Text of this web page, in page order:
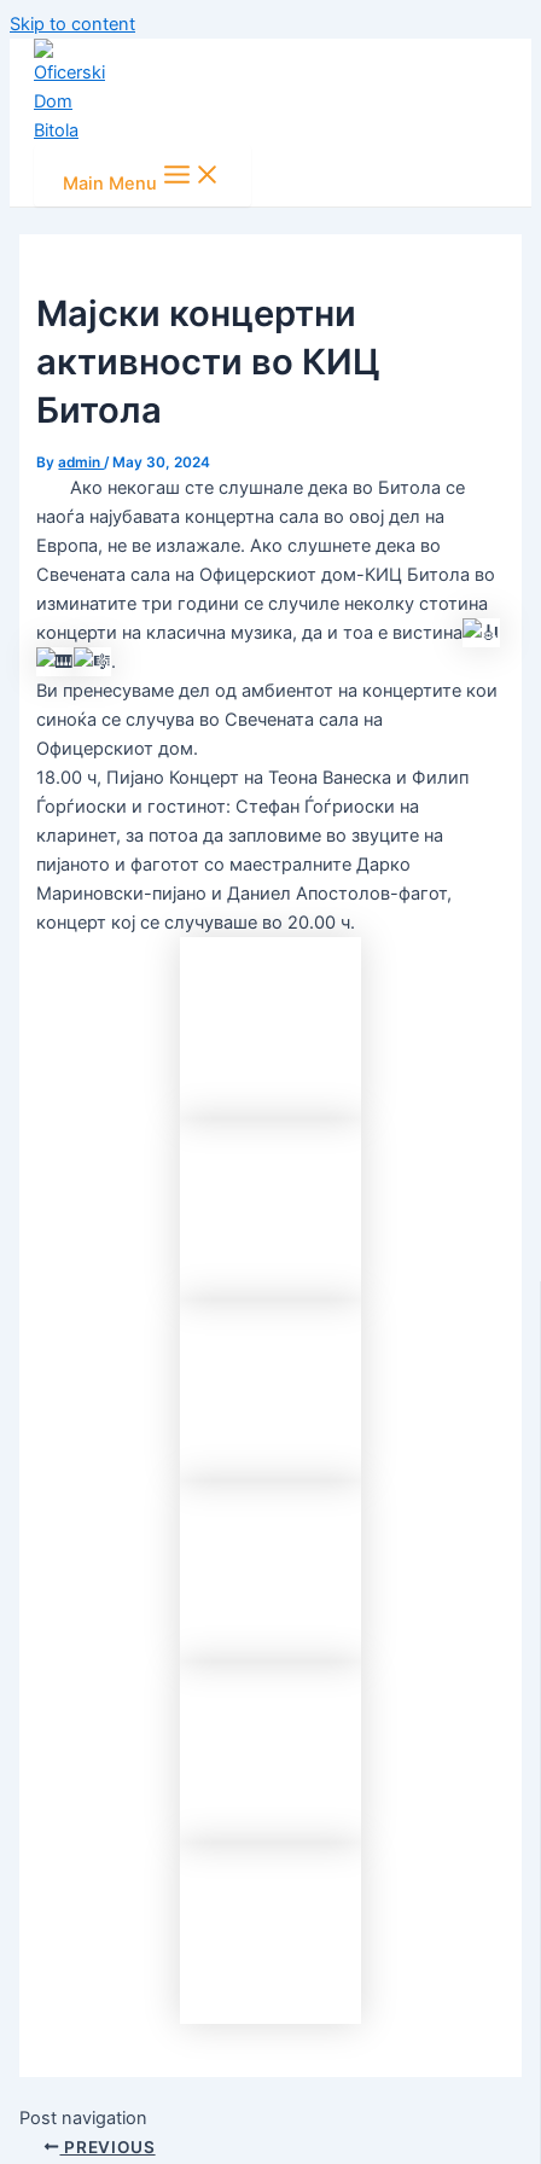
Skip to content
Main Menu
Мајски концертни
активности во КИЦ
Битола
Byadmin/ May 30, 2024
Ако некогаш сте слушнале дека во Битола се
наоѓа најубавата концертна сала во овој дел на
Европа, не ве излажале. Ако слушнете дека во
Свечената сала на Офицерскиот дом-КИЦ Битола во
изминатите три години се случиле неколку стотина
концерти на класична музика, да и тоа е вистина
.
Ви пренесуваме дел од амбиентот на концертите кои
синоќа се случува во Свечената сала на
Офицерскиот дом.
18.00 ч, Пијано Концерт на Теона Ванеска и Филип
Ѓорѓиоски и гостинот: Стефан Ѓоѓриоски на
кларинет, за потоа да запловиме во звуците на
пијаното и фаготот со маестралните Дарко
Мариновски-пијано и Даниел Апостолов-фагот,
концерт кој се случуваше во 20.00 ч.
Post navigation
PREVIOUS